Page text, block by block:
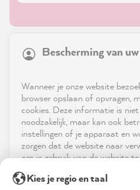
Service
Neem contact op met
Bescherming van
Wanneer je onze website
browser opslaan of opvragen,
cookies. Deze informatie is
noodzakelijk, maar kan ook
instellingen of je apparaat en
zorgen dat de website naar
om je gebruik van de website
advertenties aan te bieden via
21,817Reviews
Verified Customer
Kies je regio en taal